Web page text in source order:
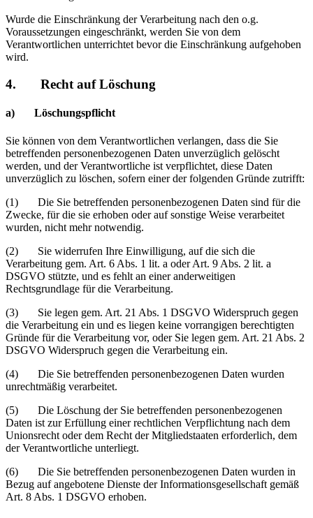
Wurde die Einschränkung der Verarbeitung nach den o.g.
Voraussetzungen eingeschränkt, werden Sie von dem
Verantwortlichen unterrichtet bevor die Einschränkung aufgehoben
wird.
4. Recht auf Löschung
a) Löschungspflicht
Sie können von dem Verantwortlichen verlangen, dass die Sie
betreffenden personenbezogenen Daten unverzüglich gelöscht
werden, und der Verantwortliche ist verpflichtet, diese Daten
unverzüglich zu löschen, sofern einer der folgenden Gründe zutrifft:
(1) Die Sie betreffenden personenbezogenen Daten sind für die
Zwecke, für die sie erhoben oder auf sonstige Weise verarbeitet
wurden, nicht mehr notwendig.
(2) Sie widerrufen Ihre Einwilligung, auf die sich die
Verarbeitung gem. Art. 6 Abs. 1 lit. a oder Art. 9 Abs. 2 lit. a
DSGVO stützte, und es fehlt an einer anderweitigen
Rechtsgrundlage für die Verarbeitung.
(3) Sie legen gem. Art. 21 Abs. 1 DSGVO Widerspruch gegen
die Verarbeitung ein und es liegen keine vorrangigen berechtigten
Gründe für die Verarbeitung vor, oder Sie legen gem. Art. 21 Abs. 2
DSGVO Widerspruch gegen die Verarbeitung ein.
(4) Die Sie betreffenden personenbezogenen Daten wurden
unrechtmäßig verarbeitet.
(5) Die Löschung der Sie betreffenden personenbezogenen
Daten ist zur Erfüllung einer rechtlichen Verpflichtung nach dem
Unionsrecht oder dem Recht der Mitgliedstaaten erforderlich, dem
der Verantwortliche unterliegt.
(6) Die Sie betreffenden personenbezogenen Daten wurden in
Bezug auf angebotene Dienste der Informationsgesellschaft gemäß
Art. 8 Abs. 1 DSGVO erhoben.